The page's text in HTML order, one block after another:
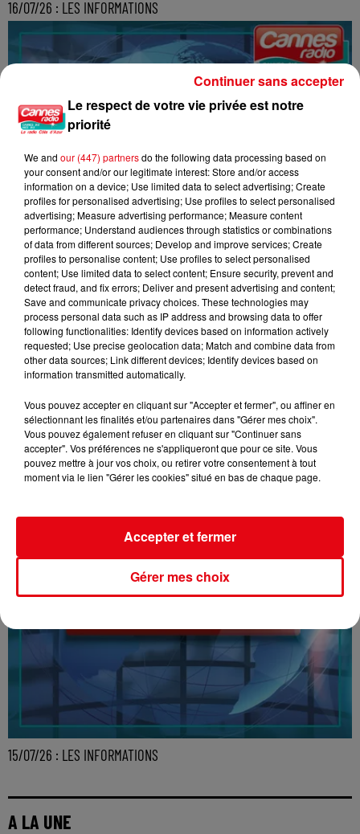
16/07/26 : LES INFORMATIONS
16/07/26 : LES INFORMATIONS
15/07/26 : LES INFORMATIONS
A LA UNE
Le respect de votre vie privée est notre
priorité
We and our (447) partnersdo the following data processing based on
your consent and/or our legitimate interest: Store and/or access
information on a device; Use limited data to select advertising; Create
profiles for personalised advertising; Use profiles to select personalised
advertising; Measure advertising performance; Measure content
performance; Understand audiences through statistics or combinations
of data from different sources; Develop and improve services; Create
profiles to personalise content; Use profiles to select personalised
content; Use limited data to select content; Ensure security, prevent and
detect fraud, and fix errors; Deliver and present advertising and content;
Save and communicate privacy choices. These technologies may
process personal data such as IP address and browsing data to offer
following functionalities: Identify devices based on information actively
requested; Use precise geolocation data; Match and combine data from
other data sources; Link different devices; Identify devices based on
information transmitted automatically.
Vous pouvez accepter en cliquant sur "Accepter et fermer", ou affiner en
sélectionnant les finalités et/ou partenaires dans "Gérer mes choix".
Vous pouvez également refuser en cliquant sur "Continuer sans
accepter". Vos préférences ne s'appliqueront que pour ce site. Vous
pouvez mettre à jour vos choix, ou retirer votre consentement à tout
moment via le lien "Gérer les cookies" situé en bas de chaque page.
Gérer mes choix
Accepter et fermer
Continuer sans accepter